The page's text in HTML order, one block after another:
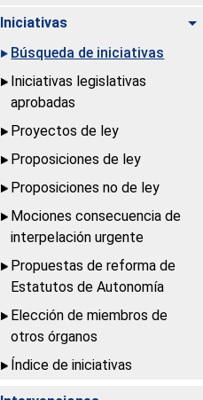
Iniciativas
Búsqueda de iniciativas
Iniciativas legislativas
aprobadas
Proyectos de ley
Proposiciones de ley
Proposiciones no de ley
Mociones consecuencia de
interpelación urgente
Propuestas de reforma de
Estatutos de Autonomía
Elección de miembros de
otros órganos
Índice de iniciativas